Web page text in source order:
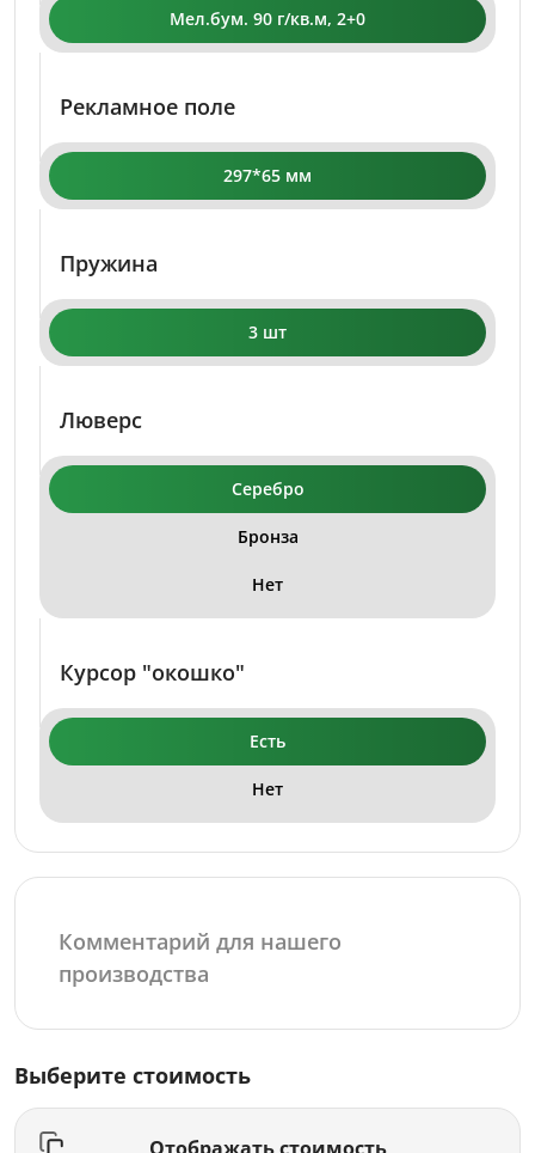
Мел.бум. 90 г/кв.м, 2+0
Рекламное поле
297*65 мм
Пружина
3 шт
Люверс
Серебро
Бронза
Нет
Курсор "окошко"
Есть
Нет
Выберите стоимость